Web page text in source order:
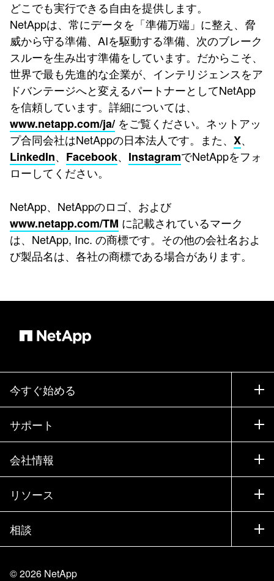
どこでも実行できる自由を提供します。
NetAppは、常にデータを「準備万端」に整え、脅
威から守る準備、AIを駆動する準備、次のブレーク
スルーを生み出す準備をしています。だからこそ、
世界で最も先進的な企業が、インテリジェンスをア
ドバンテージへと変えるパートナーとしてNetApp
を信頼しています。詳細については、
www.netapp.com/ja/をご覧ください。ネットアッ
プ合同会社はNetAppの日本法人です。また、 X、
LinkedIn、 Facebook、 InstagramでNetAppをフォ
ローしてください。
NetApp、NetAppのロゴ、および
www.netapp.com/TM に記載されているマーク
は、NetApp, Inc. の商標です。その他の会社名およ
び製品名は、各社の商標である場合があります。
今すぐ始める
購入方法
営業チームへのお問い合わせ
パートナーを検索
エグゼクティブ ブリーフィング
製品A-Z
サポート
サポート
トレーニング
ドキュメント
ナレッジ ベース
コミュニティ
知識の習得
会社情報
会社情報
パートナー
採用情報
リソース
ニュースルーム
イベント
ブログ
相談
©2026 NetApp